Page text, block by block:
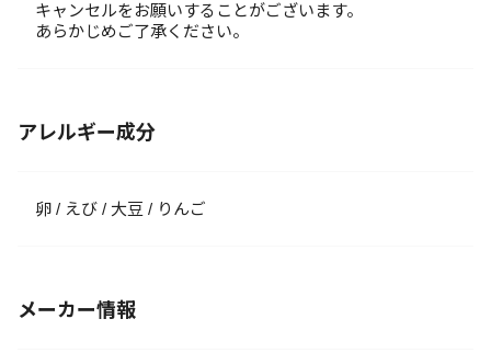
キャンセルをお願いすることがございます。
あらかじめご了承ください。
アレルギー成分
卵 / えび / 大豆 / りんご
メーカー情報